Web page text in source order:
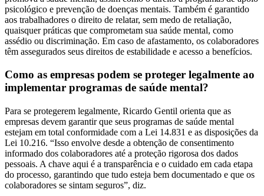
psicológico e prevenção de doenças mentais. Também é garantido
aos trabalhadores o direito de relatar, sem medo de retaliação,
quaisquer práticas que comprometam sua saúde mental, como
assédio ou discriminação. Em caso de afastamento, os colaboradores
têm assegurados seus direitos de estabilidade e acesso a benefícios.
Como as empresas podem se proteger legalmente ao
implementar programas de saúde mental?
Para se protegerem legalmente, Ricardo Gentil orienta que as
empresas devem garantir que seus programas de saúde mental
estejam em total conformidade com a Lei 14.831 e as disposições da
Lei 10.216. “Isso envolve desde a obtenção de consentimento
informado dos colaboradores até a proteção rigorosa dos dados
pessoais. A chave aqui é a transparência e o cuidado em cada etapa
do processo, garantindo que tudo esteja bem documentado e que os
colaboradores se sintam seguros”, diz.